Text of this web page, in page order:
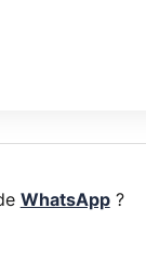
WhatsApp?